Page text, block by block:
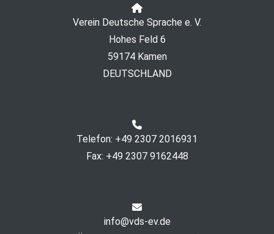
Verein Deutsche Sprache e. V.
Hohes Feld 6
59174 Kamen
DEUTSCHLAND
Telefon: +49 2307 2016931
Fax: +49 2307 9162448
info@vds-ev.de